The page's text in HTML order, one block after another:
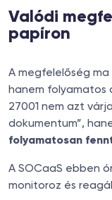
Valódi
papíron
A megfelelőség
hanem folyamatos
27001 nem azt
dokumentum”,
folyamatosan
A SOCaaS ebben
monitoroz és